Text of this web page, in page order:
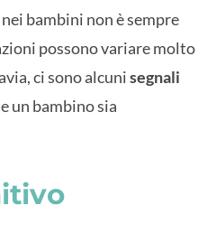
bambini non è sempre
possono variare molto
ci sono alcunisegnali
un bambino sia